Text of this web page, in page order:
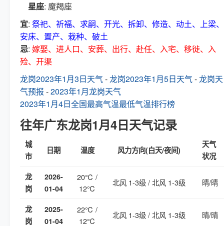
星座: 魔羯座
宜: 祭祀、祈福、求嗣、开光、拆卸、修造、动土、上梁、
安床、置产、栽种、破土
忌: 嫁娶、进人口、安葬、出行、赴任、入宅、移徙、入
殓、开渠
龙岗2023年1月3日天气-龙岗2023年1月5日天气-龙岗天
气预报 -2023年1月龙岗天气
2023年1月4日全国最高气温最低气温排行榜
往年广东龙岗1月4日天气记录
城
市
日期 温度 风力方向(白天/夜间)
天气
状况
龙
岗
2026-
01-04
20℃ /
12℃
北风 1-3级 / 北风 1-3级 晴/晴
龙
岗
2025-
01-04
22℃ /
12℃
北风 1-3级 / 北风 1-3级 晴/晴